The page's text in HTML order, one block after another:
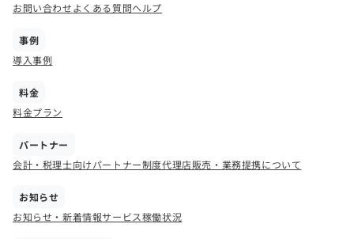
お問い合わせよくある質問ヘルプ
事例
導入事例
料金
料金プラン
パートナー
会計・税理士向けパートナー制度代理店販売・業務提携について
お知らせ
お知らせ・新着情報サービス稼働状況